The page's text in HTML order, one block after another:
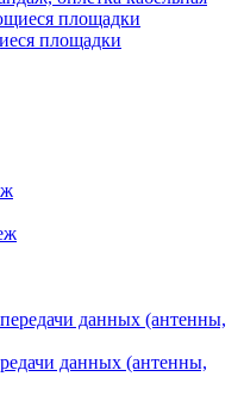
площадки
данных (антенны,